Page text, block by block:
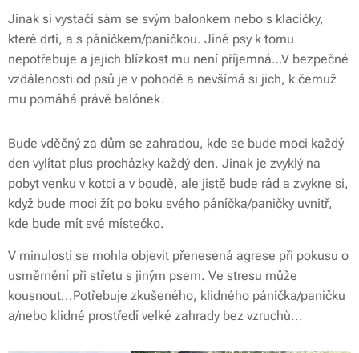
Jinak si vystačí sám se svým balonkem nebo s klacíčky,
které drtí, a s páníčkem/paničkou. Jiné psy k tomu
nepotřebuje a jejich blízkost mu není příjemná…V bezpečné
vzdálenosti od psů je v pohodě a nevšímá si jich, k čemuž
mu pomáhá právě balónek.
Bude vděčný za dům se zahradou, kde se bude moci každý
den vylítat plus procházky každý den. Jinak je zvyklý na
pobyt venku v kotci a v boudě, ale jistě bude rád a zvykne si,
když bude moci žít po boku svého páníčka/paničky uvnitř,
kde bude mít své místečko.
V minulosti se mohla objevit přenesená agrese při pokusu o
usměrnění při střetu s jiným psem. Ve stresu může
kousnout...Potřebuje zkušeného, klidného páníčka/paničku
a/nebo klidné prostředí velké zahrady bez vzruchů...